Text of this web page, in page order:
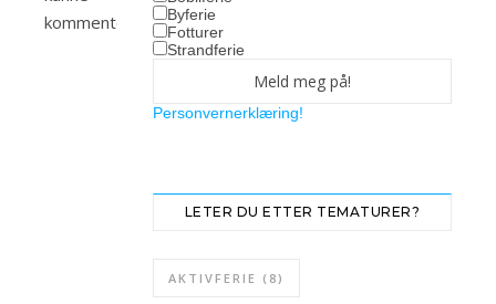
kommentere.
Byferie
Fotturer
Strandferie
Personvernerklæring!
LETER DU ETTER TEMATURER?
AKTIVFERIE (8)